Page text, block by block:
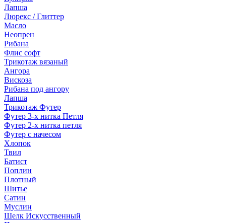
Лапша
Люрекс / Глиттер
Масло
Неопрен
Рибана
Флис софт
Трикотаж вязаный
Ангора
Вискоза
Рибана под ангору
Лапша
Трикотаж Футер
Футер 3-х нитка Петля
Футер 2-х нитка петля
Футер с начесом
Хлопок
Твил
Батист
Поплин
Плотный
Шитье
Сатин
Муслин
Шелк Искусственный